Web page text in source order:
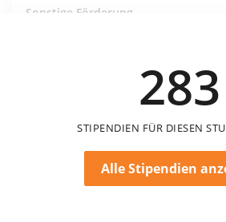
Sonstige Förderung
283
STIPENDIEN FÜR DIESEN
Alle Stipendien